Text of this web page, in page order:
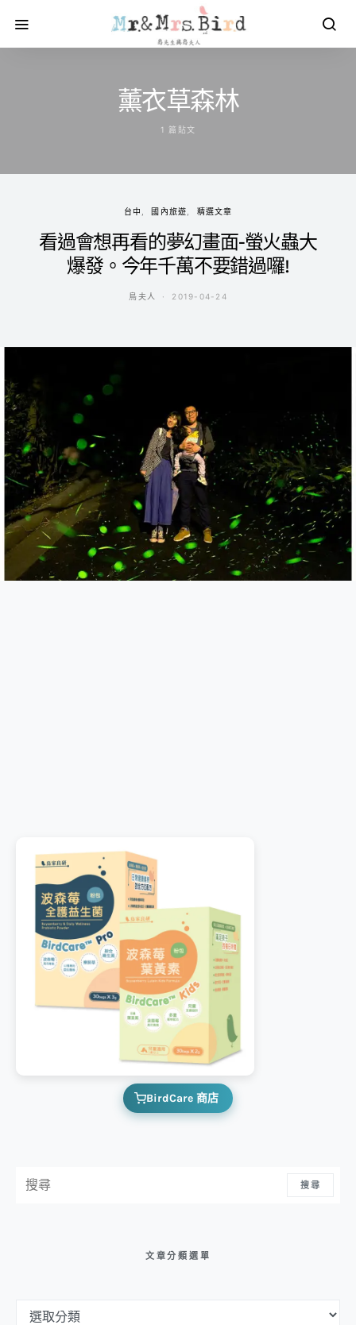
薰衣草森林
1 篇貼文
台中 國內旅遊 精選文章
看過會想再看的夢幻畫面-螢火蟲大
爆發。今年千萬不要錯過囉!
鳥夫人 2019-04-24
BirdCare 商店
搜尋
文章分類選單